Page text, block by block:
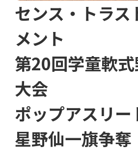
センス・トラス
メント
第20回学童軟
大会
ポップアスリー
星野仙一旗争奪